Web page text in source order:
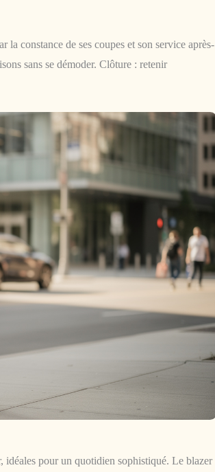
la constance de ses coupes et son service après-
sans se démoder. Clôture : retenir
idéales pour un quotidien sophistiqué. Le blazer